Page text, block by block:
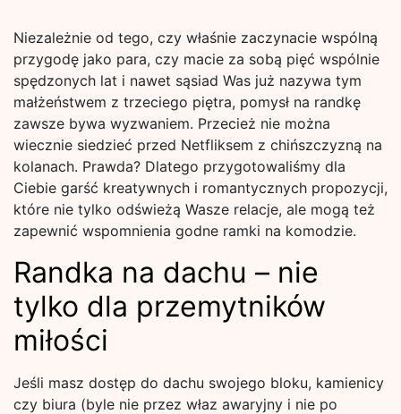
Niezależnie od tego, czy właśnie zaczynacie wspólną
przygodę jako para, czy macie za sobą pięć wspólnie
spędzonych lat i nawet sąsiad Was już nazywa tym
małżeństwem z trzeciego piętra, pomysł na randkę
zawsze bywa wyzwaniem. Przecież nie można
wiecznie siedzieć przed Netfliksem z chińszczyzną na
kolanach. Prawda? Dlatego przygotowaliśmy dla
Ciebie garść kreatywnych i romantycznych propozycji,
które nie tylko odświeżą Wasze relacje, ale mogą też
zapewnić wspomnienia godne ramki na komodzie.
Randka na dachu – nie
tylko dla przemytników
miłości
Jeśli masz dostęp do dachu swojego bloku, kamienicy
czy biura (byle nie przez właz awaryjny i nie po